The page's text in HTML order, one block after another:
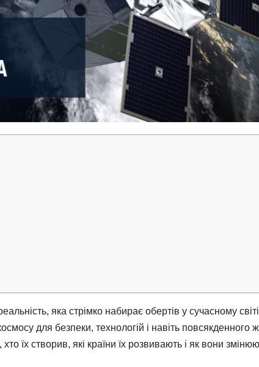
яка стрімко набирає обертів у сучасному
для безпеки, технологій і навіть повсякденного
їх створив, які країни їх розвивають і як вони